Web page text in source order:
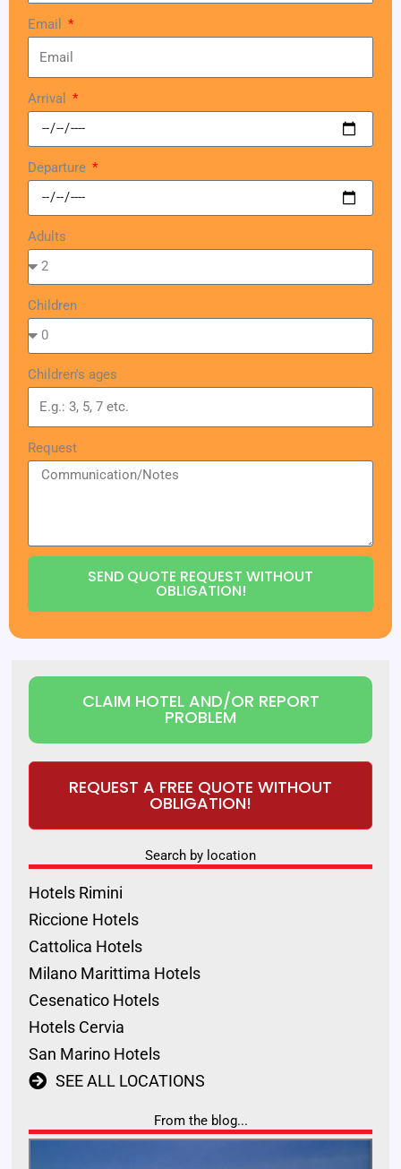
Email
Arrival
Departure
Adults
Children
Children's ages
Request
SEND QUOTE REQUEST WITHOUT
OBLIGATION!
CLAIM HOTEL AND/OR REPORT
PROBLEM
REQUEST A FREE QUOTE WITHOUT
OBLIGATION!
Search by location
Hotels Rimini
Riccione Hotels
Cattolica Hotels
Milano Marittima Hotels
Cesenatico Hotels
Hotels Cervia
San Marino Hotels
SEE ALL LOCATIONS
From the blog...